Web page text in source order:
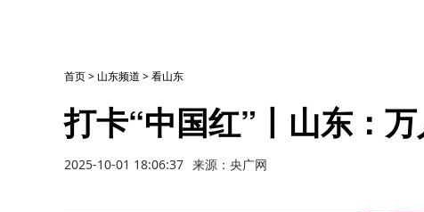
首页> 山东频道 >看山东
打卡“中国红”丨山东：
2025-10-01 18:06:37 来源：央广网